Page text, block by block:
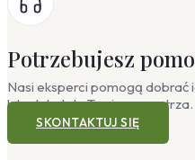
Potrzebujesz
Nasi eksperci pomogą
lub plakat do Twojego wnętrza.
SKONTAKTUJ SIĘ